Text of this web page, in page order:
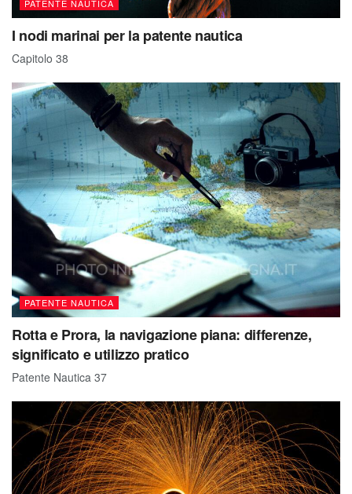
PATENTE NAUTICA
I nodi marinai per la patente nautica
Capitolo 38
PATENTE NAUTICA
Rotta e Prora, la navigazione piana: differenze,
significato e utilizzo pratico
Patente Nautica 37